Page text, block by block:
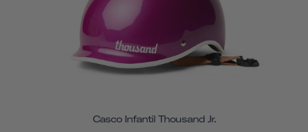
Casco Infantil Thousand Jr.